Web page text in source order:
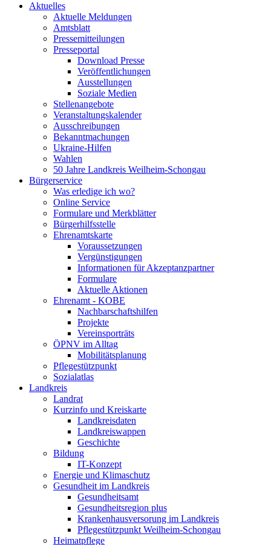
Aktuelles
Aktuelle Meldungen
Amtsblatt
Pressemitteilungen
Presseportal
Download Presse
Veröffentlichungen
Ausstellungen
Soziale Medien
Stellenangebote
Veranstaltungskalender
Ausschreibungen
Bekanntmachungen
Ukraine-Hilfen
Wahlen
50 Jahre Landkreis Weilheim-Schongau
Bürgerservice
Was erledige ich wo?
Online Service
Formulare und Merkblätter
Bürgerhilfsstelle
Ehrenamtskarte
Voraussetzungen
Vergünstigungen
Informationen für Akzeptanzpartner
Formulare
Aktuelle Aktionen
Ehrenamt - KOBE
Nachbarschaftshilfen
Projekte
Vereinsporträts
ÖPNV im Alltag
Mobilitätsplanung
Pflegestützpunkt
Sozialatlas
Landkreis
Landrat
Kurzinfo und Kreiskarte
Landkreisdaten
Landkreiswappen
Geschichte
Bildung
IT-Konzept
Energie und Klimaschutz
Gesundheit im Landkreis
Gesundheitsamt
Gesundheitsregion plus
Krankenhausversorung im Landkreis
Pflegestützpunkt Weilheim-Schongau
Heimatpflege